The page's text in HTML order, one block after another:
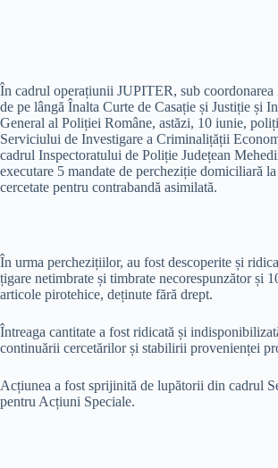
În cadrul operațiunii JUPITER, sub coordonarea
de pe lângă Înalta Curte de Casație și Justiție și
General al Poliției Române, astăzi, 10 iunie,
Serviciului de Investigare a Criminalițății
cadrul Inspectoratului de Poliție Județean
executare 5 mandate de percheziție domiciliară la
cercetate pentru contrabandă asimilată.
În urma perchezițiilor, au fost descoperite și
țigare netimbrate și timbrate necorespunzător și
articole pirotehice, deținute fără drept.
Întreaga cantitate a fost ridicată și
continuării cercetărilor și stabilirii provenienței
Acțiunea a fost sprijinită de lupătorii din cadrul
pentru Acțiuni Speciale.